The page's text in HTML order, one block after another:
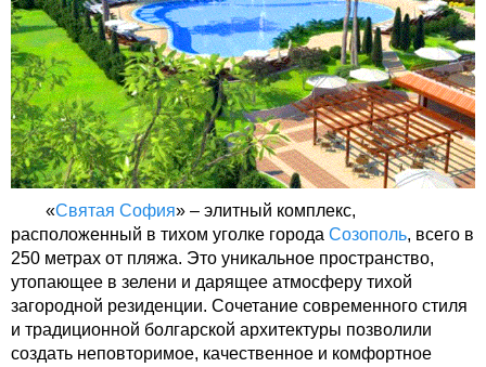
«Святая София» – элитный комплекс,
расположенный в тихом уголке города Созополь, всего в
250 метрах от пляжа. Это уникальное пространство,
утопающее в зелени и дарящее атмосферу тихой
загородной резиденции. Сочетание современного стиля
и традиционной болгарской архитектуры позволили
создать неповторимое, качественное и комфортное